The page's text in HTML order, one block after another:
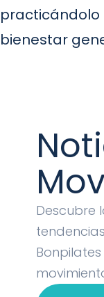
practicándolo
bienestar
Descubre